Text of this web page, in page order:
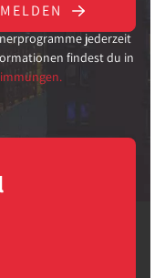
jederzeit
findest du in